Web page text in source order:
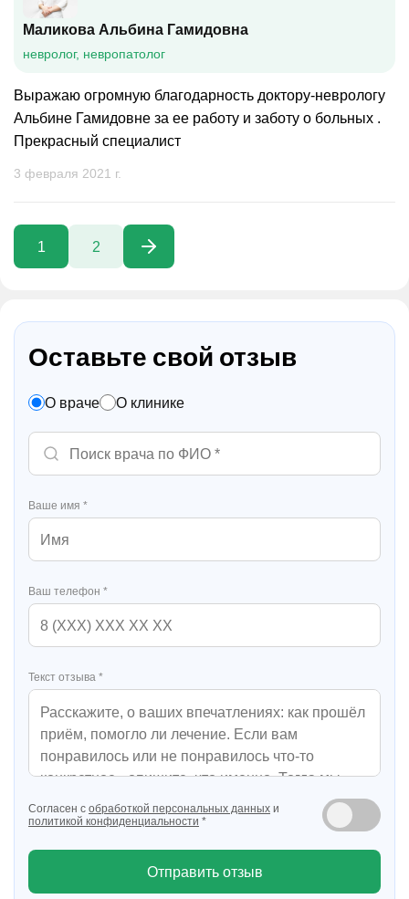
Маликова Альбина Гамидовна
невролог, невропатолог
Выражаю огромную благодарность доктору-неврологу
Альбине Гамидовне за ее работу и заботу о больных .
Прекрасный специалист
3 февраля 2021 г.
1 2
Оставьте свой отзыв
О враче О клинике
Ваше имя *
Ваш телефон *
Текст отзыва *
Согласен с обработкой персональных данных и
политикой конфиденциальности *
Отправить отзыв